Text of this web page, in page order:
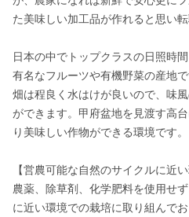
た美味しい加工品が作れると思い転
日本の中でトップクラスの日照時
有名なフルーツや有機野菜の産地
畑は程良く水はけが良いので、味
ができます。甲府盆地を見渡す高
り美味しい作物ができる環境です。
【営農可能な自然のサイクルに近い
農薬、除草剤、化学肥料を使用せ
に近い環境での栽培に取り組んでお